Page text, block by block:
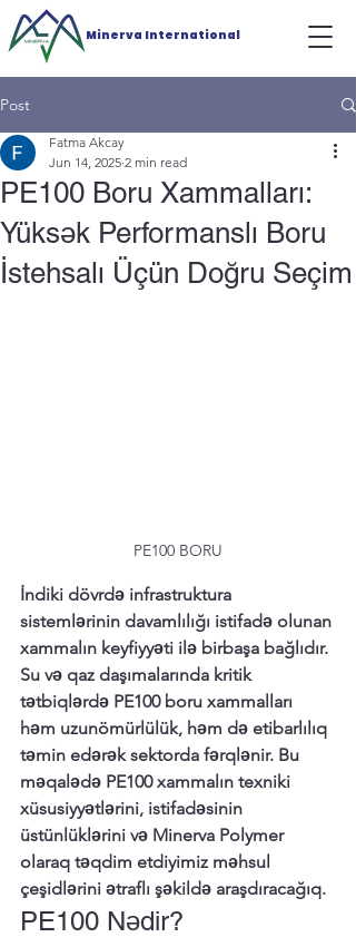
Minerva International
Post
PE100 Boru Xammalları:
Yüksək Performanslı Boru
İstehsalı Üçün Doğru Seçim
Fatma Akcay
Jun 14, 2025 2 min read
PE100 BORU
İndiki dövrdə infrastruktura
sistemlərinin davamlılığı istifadə olunan
xammalın keyfiyyəti ilə birbaşa bağlıdır.
Su və qaz daşımalarında kritik
tətbiqlərdə PE100 boru xammalları
həm uzunömürlülük, həm də etibarlılıq
təmin edərək sektorda fərqlənir. Bu
məqalədə PE100 xammalın texniki
xüsusiyyətlərini, istifadəsinin
üstünlüklərini və Minerva Polymer
olaraq təqdim etdiyimiz məhsul
çeşidlərini ətraflı şəkildə araşdıracağıq.
PE100 Nədir?